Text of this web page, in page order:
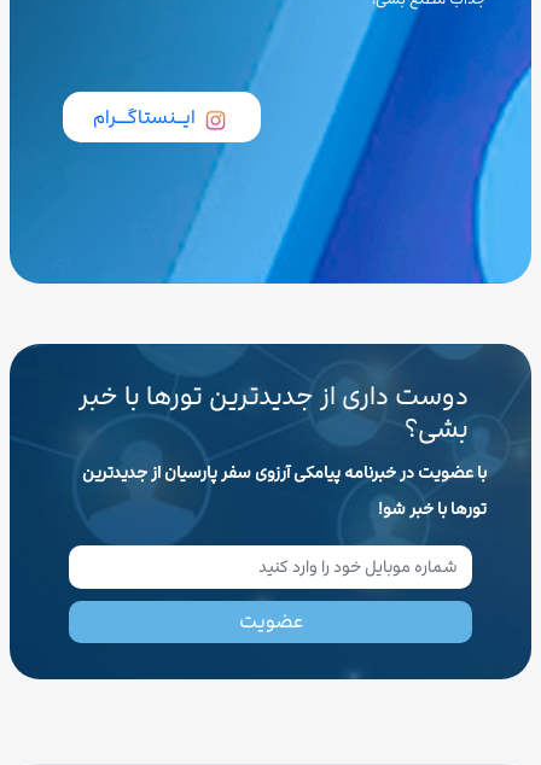
ایــنستاگـــرام
دوست داری از جدیدترین تورها با خبر
بشی؟
با عضویت در خبرنامه پیامکی آرزوی سفر پارسیان از جدیدترین
تورها با خبر شو!
عضویت